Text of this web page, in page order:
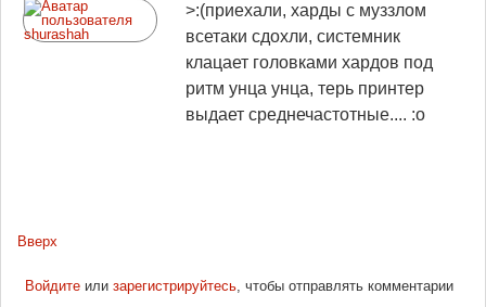
>:(приехали, харды с муззлом
всетаки сдохли, системник
клацает головками хардов под
ритм унца унца, терь принтер
выдает среднечастотные.... :o
Вверх
Войдитеили зарегистрируйтесь, чтобы отправлять комментарии